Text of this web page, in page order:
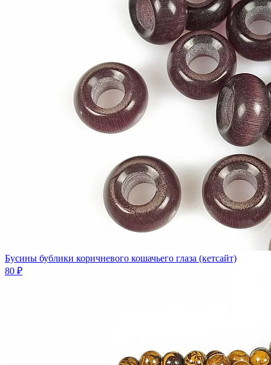
Бусины бублики коричневого кошачьего глаза (кетсайт)
80 ₽